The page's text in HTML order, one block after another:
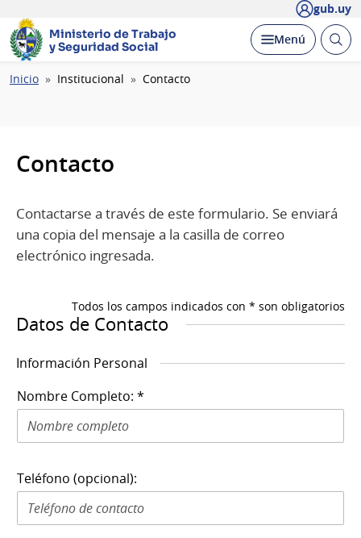
gub.uy
Ministerio de Trabajo
y Seguridad Social
Desplegar
Menú Abrir
Ruta
Inicio Institucional Contacto
Contacto
Contactarse a través de este formulario. Se enviará
una copia del mensaje a la casilla de correo
electrónico ingresada.
Todos los campos indicados con * son obligatorios
Datos de Contacto
Información Personal
Nombre Completo: *
Teléfono (opcional):